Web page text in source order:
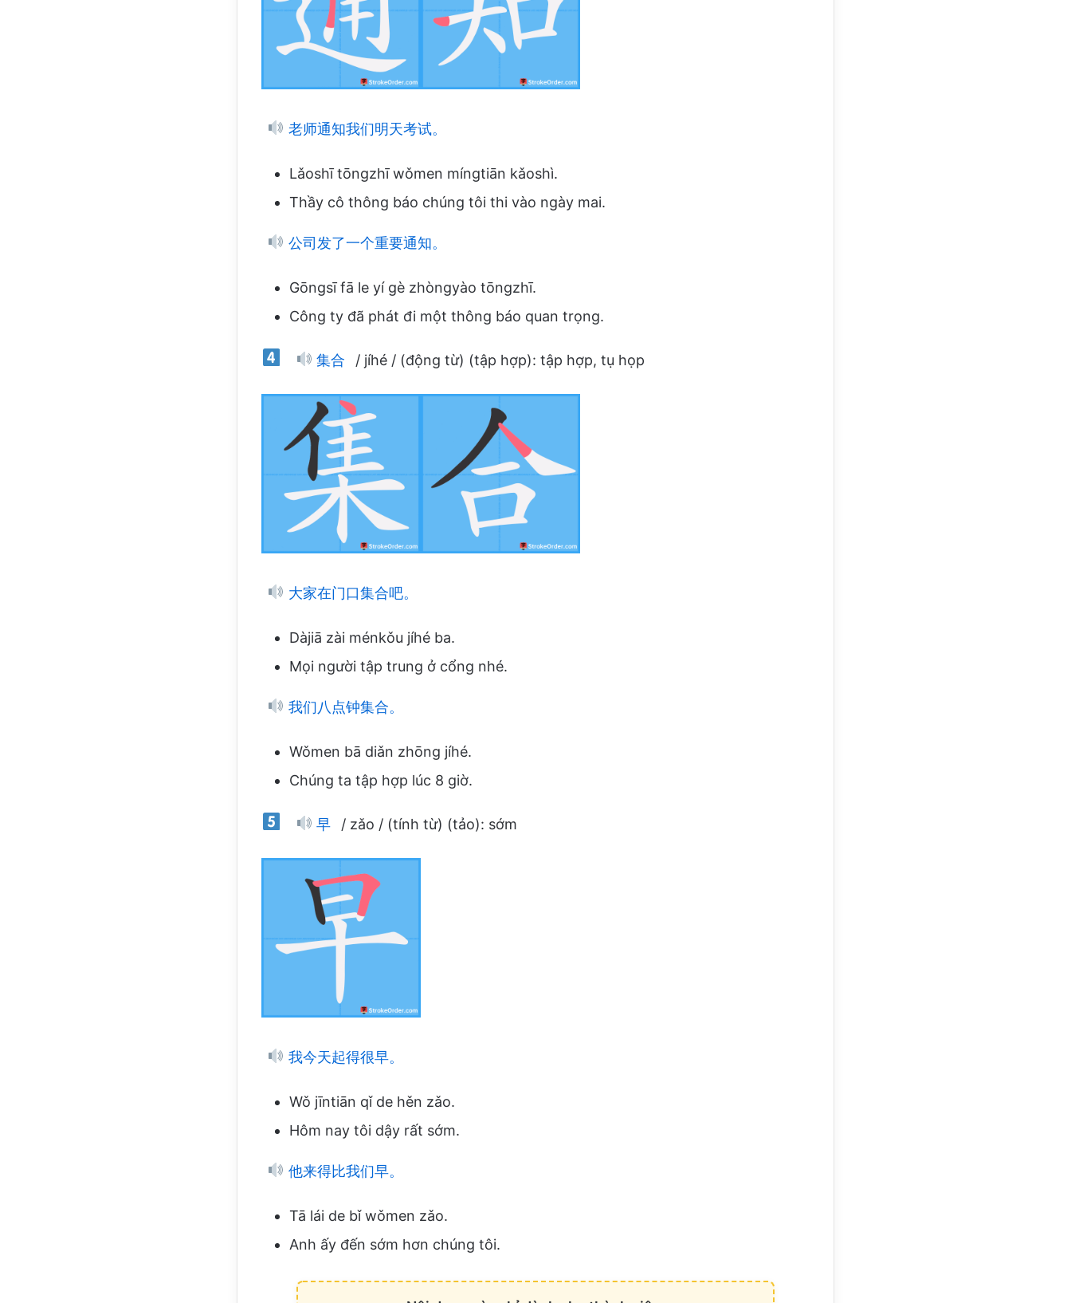
老师通知我们明天考试。
Lǎoshī tōngzhī wǒmen míngtiān kǎoshì.
Thầy cô thông báo chúng tôi thi vào ngày mai.
公司发了一个重要通知。
Gōngsī fā le yí gè zhòngyào tōngzhī.
Công ty đã phát đi một thông báo quan trọng.
集合 / jíhé / (động từ) (tập hợp): tập hợp, tụ họp
大家在门口集合吧。
Dàjiā zài ménkǒu jíhé ba.
Mọi người tập trung ở cổng nhé.
我们八点钟集合。
Wǒmen bā diǎn zhōng jíhé.
Chúng ta tập hợp lúc 8 giờ.
早 / zǎo / (tính từ) (tảo): sớm
我今天起得很早。
Wǒ jīntiān qǐ de hěn zǎo.
Hôm nay tôi dậy rất sớm.
他来得比我们早。
Tā lái de bǐ wǒmen zǎo.
Anh ấy đến sớm hơn chúng tôi.